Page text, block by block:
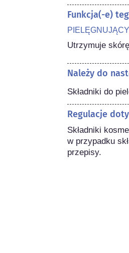
Funkcja(-e)
Utrzymuje
Należy do
Składniki do
Regulacje
Składniki
w przypadku
przepisy.